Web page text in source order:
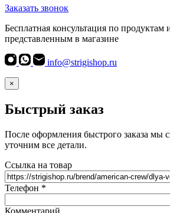
Заказать звонок
Бесплатная консультация по продуктам
представленным в магазине
info@strigishop.ru
×
Быстрый заказ
После оформления быстрого заказа мы
уточним все детали.
Ссылка на товар
Телефон *
Комментарий